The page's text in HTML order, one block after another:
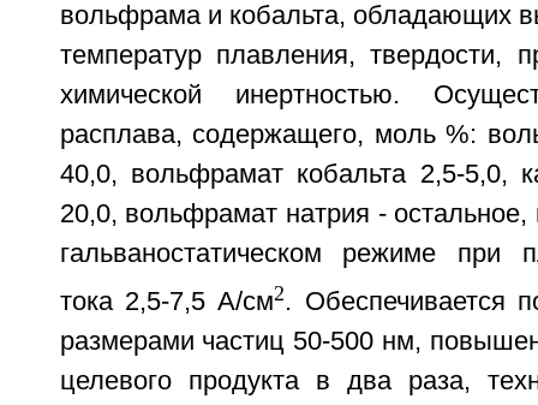
вольфрама и кобальта, обладающих
температур плавления, твердости,
химической инертностью.
расплава, содержащего, моль %:
40,0, вольфрамат кобальта 2,5-5,0,
20,0, вольфрамат натрия -
гальваностатическом режиме при
тока 2,5-7,5 А/см2. Обеспечивается
размерами частиц 50-500 нм,
целевого продукта в два раза,